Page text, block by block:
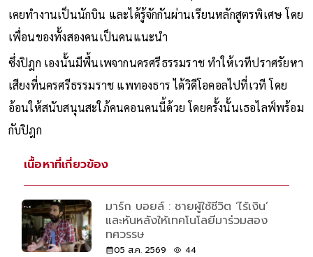
เคยทำงานเป็นนักบิน และได้รู้จักกันผ่านเรียนหลักสูตรพิเศษ โดย
เพื่อนของทั้งสองคนเป็นคนแนะนำ
ซึ่งปิฎก เองนั้นมีพื้นเพจากนครศรีธรรมราช ทำให้เวทีปราศรัยหา
เสียงที่นครศรีธรรมราช แพทองธาร ได้วิดีโอคอลไปที่เวที โดย
อ้อนให้สนับสนุนสะใภ้คนคอนคนนี้ด้วย โดยครั้งนั้นเธอไลฟ์พร้อม
กับปิฎก
เนื้อหาที่เกี่ยวข้อง
มาร์ก บอยล์ : ชายผู้ใช้ชีวิต ‘ไร้เงิน’
และหันหลังให้เทคโนโลยีมาร่วมสอง
ทศวรรษ
05 ส.ค. 2569 44